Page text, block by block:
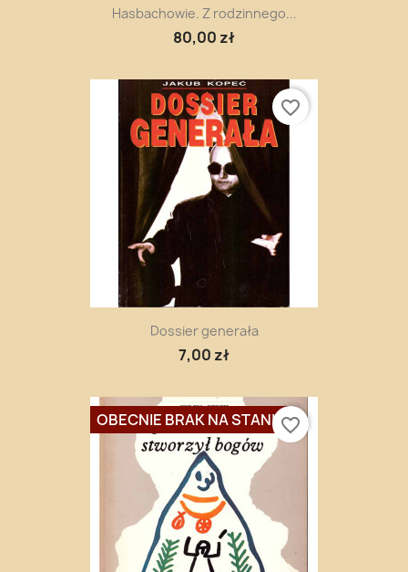
Hasbachowie. Z rodzinnego...
80,00 zł
Dossier generała
7,00 zł
favorite_border
OBECNIE BRAK NA STANIEfavorite_border